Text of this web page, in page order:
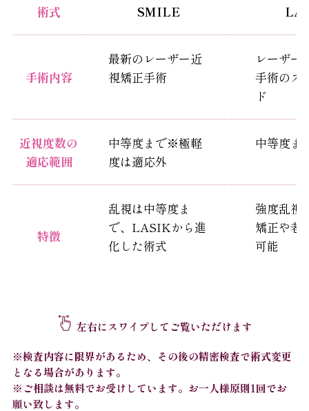
術式 SMILE
手術内容
最新のレーザー近
視矯正手術
レーザー
手術のス
ド
近視度数の
適応範囲
中等度まで※極軽
度は適応外
中等度ま
特徴
乱視は中等度ま
で、LASIKから進
化した術式
強度乱視
矯正や老
可能
左右にスワイプしてご覧いただけます
※検査内容に限界があるため、その後の精密検査で術式変更
となる場合があります。
※ご相談は無料でお受けしています。お一人様原則1回でお
願い致します。